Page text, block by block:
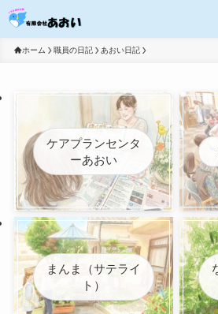
ホーム 職員の日記 あおい日記
ケアプランセンタ
ーあおい
まんま（サテライ
ト）